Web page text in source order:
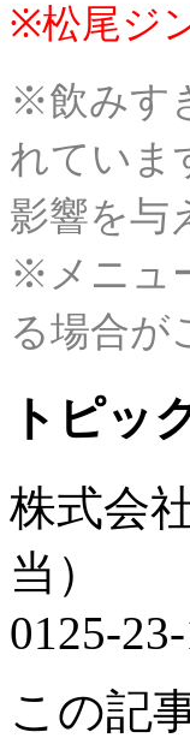
※松尾ジ
※飲みす
れていま
影響を与
※メニュ
る場合が
トピッ
株式会
当）
0125-
この記